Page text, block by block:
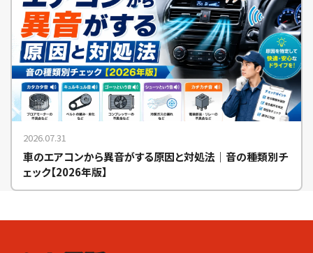
2026.07.31
車のエアコンから異音がする原因と対処法｜音の種類別チ
ェック【2026年版】